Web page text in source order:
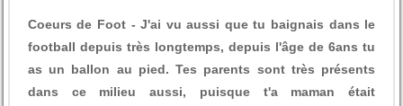
Coeurs de Foot - J'ai vu aussi que tu baignais dans le
football depuis très longtemps, depuis l'âge de 6ans tu
as un ballon au pied. Tes parents sont très présents
dans ce milieu aussi, puisque t'a maman était